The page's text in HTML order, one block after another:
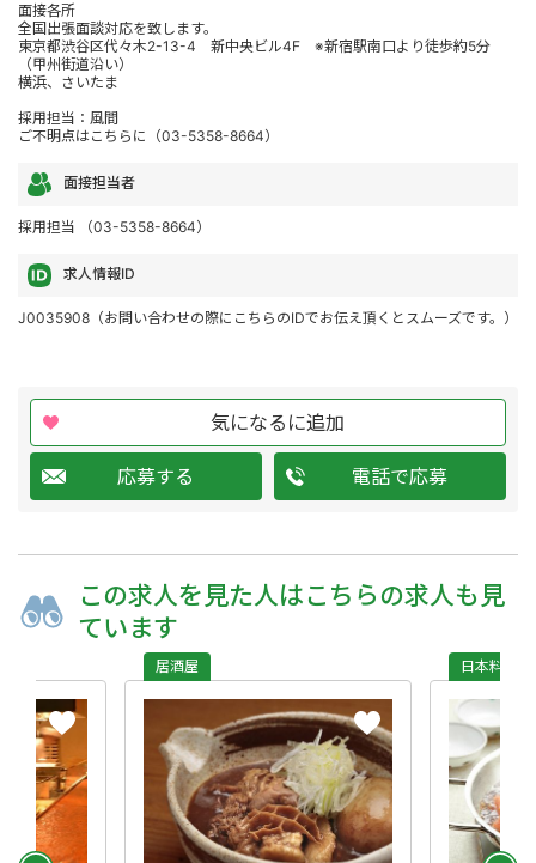
面接各所
全国出張面談対応を致します。
東京都渋谷区代々木2-13-4 新中央ビル4F ※新宿駅南口より徒歩約5分
（甲州街道沿い）
横浜、さいたま
採用担当：風間
ご不明点はこちらに（03-5358-8664）
面接担当者
採用担当 （03-5358-8664）
求人情報ID
J0035908（お問い合わせの際にこちらのIDでお伝え頂くとスムーズです。）
気になるに追加
応募する 電話で応募
この求人を 見た人はこちらの求人も 見
ています
居酒屋 日本料理